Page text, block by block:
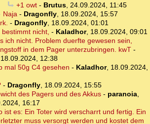
+1 owt- Brutus, 24.09.2024, 11:45
Naja- Dragonfly, 18.09.2024, 15:57
- Dragonfly, 18.09.2024, 01:01
nicht, - Kaladhor, 18.09.2024, 09:01
ich nicht. Problem duerfte gewesen sein,
in dem Pager unterzubringen. kwT -
18.09.2024, 12:38
mal 50g C4 gesehen - Kaladhor, 18.09.2024,
- Dragonfly, 18.09.2024, 15:55
des Pagers und des Akkus- paranoia,
16:17
ist es: Ein Toter wird verscharrt und fertig. Ein
muss versorgt werden und kostet dem